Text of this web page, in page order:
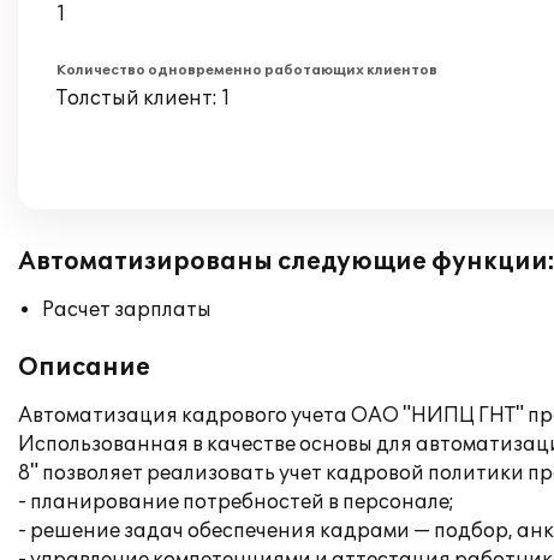
1
Количество одновременно работающих клиентов
Толстый клиент: 1
Автоматизированы следующие функции:
Расчет зарплаты
Описание
Автоматизация кадрового учета ОАО "НИПЦ ГНТ"
Использованная в качестве основы для
8" позволяет реализовать учет кадровой политики
- планирование потребностей в персонале;
- решение задач обеспечения кадрами — подбор,